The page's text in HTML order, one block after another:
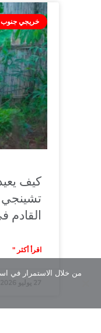
خريجي جنوب
كيف
تشينجي
القادم
اقرأ أكثر "
من خلال الاستمرار في